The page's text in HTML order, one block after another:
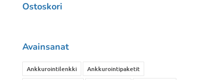
Ostoskori
Avainsanat
Ankkurointilenkki
Ankkurointipaketit